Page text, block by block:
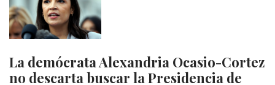
La demócrata Alexandria Ocasio-Cortez
no descarta buscar la Presidencia de